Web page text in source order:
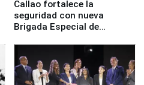
Callao fortalece la
seguridad con nueva
Brigada Especial de
equipamiento para
Serenazgo